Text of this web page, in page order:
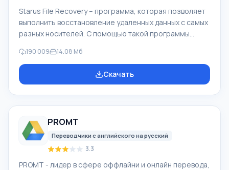
Starus File Recovery – программа, которая позволяет
выполнить восстановление удаленных данных с самых
разных носителей. С помощью такой программы
разными способами. Например, они были удалены
мимо Корзины, скрыты под воздействием
вредоносного программного обеспечения, утеряны
различными устройствами, например, с жесткими
дисками, SS
190 009 14.08 Мб
Скачать
PROMT
Переводчики с английского на русский
3.3
PROMT - лидер в сфере оффлайни и онлайн перевода,